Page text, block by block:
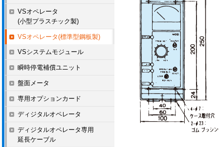
VSオペレータ
(小型プラスチック製)
VSオペレータ(標準型鋼板製)
VSシステムモジュール
瞬時停電補償ユニット
盤面メータ
専用オプションカード
ディジタルオペレータ
ディジタルオペレータ専用
延長ケーブル